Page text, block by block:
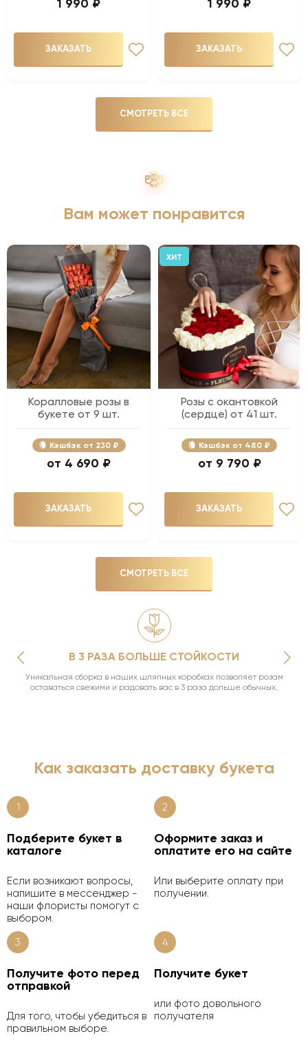
1 990 ₽
ЗАКАЗАТЬ
1 990 ₽
ЗАКАЗАТЬ
СМОТРЕТЬ ВСЕ
Вам может понравится
Коралловые розы в
букете от 9 шт.
Кэшбэк 230 ₽
4 690 ₽
ЗАКАЗАТЬ
ХИТ
Розы с окантовкой
(сердце) от 41 шт.
Кэшбэк 480 ₽
9 790 ₽
ЗАКАЗАТЬ
СМОТРЕТЬ ВСЕ
В 3 РАЗА БОЛЬШЕ СТОЙКОСТИ
Уникальная сборка в наших шляпных коробках позволяет розам
оставаться свежими и радовать вас в 3 раза дольше обычных.
Как заказать доставку букета
1
Подберите букет в
каталоге
Если возникают вопросы,
напишите в мессенджер -
наши флористы помогут с
выбором.
2
Оформите заказ и
оплатите его на сайте
Или выберите оплату при
получении.
3
Получите фото перед
отправкой
Для того, чтобы убедиться в
правильном выборе.
4
Получите букет
или фото довольного
получателя